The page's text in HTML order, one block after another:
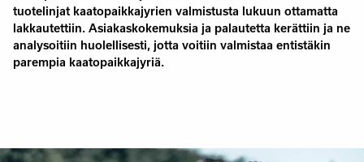
tuotelinjat kaatopaikkajyrien valmistusta lukuun ottamatta
lakkautettiin. Asiakaskokemuksia ja palautetta kerättiin ja ne
analysoitiin huolellisesti, jotta voitiin valmistaa entistäkin
parempia kaatopaikkajyriä.